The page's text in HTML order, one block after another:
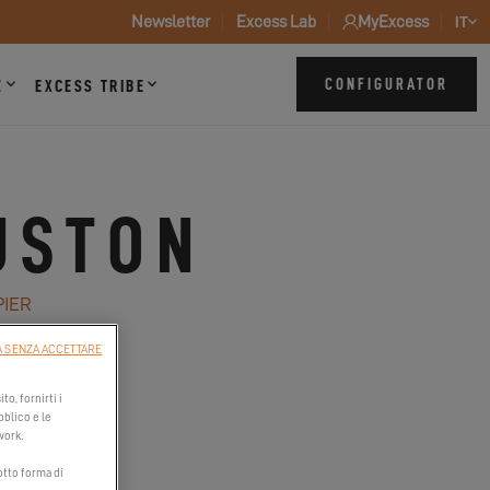
Newsletter Excess Lab MyExcess IT
EXCESS TRIBE CONFIGURATOR
fornirti i
e le
forma di
SENZA ACCETTARE